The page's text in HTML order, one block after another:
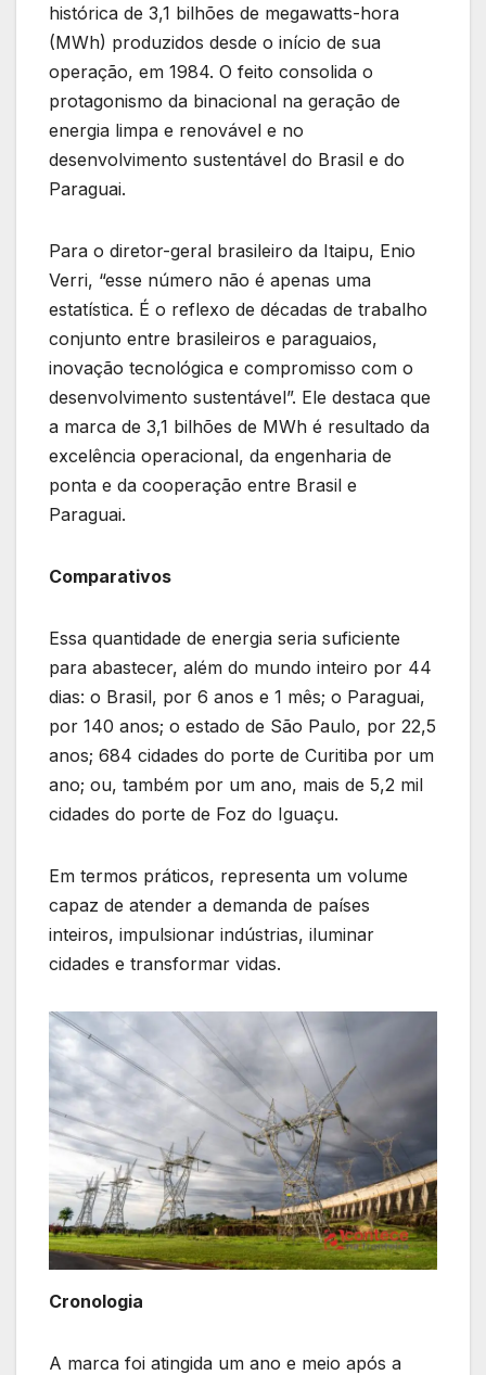
histórica de 3,1 bilhões de megawatts-hora
(MWh) produzidos desde o início de sua
operação, em 1984. O feito consolida o
protagonismo da binacional na geração de
energia limpa e renovável e no
desenvolvimento sustentável do Brasil e do
Paraguai.
Para o diretor-geral brasileiro da Itaipu, Enio
Verri, “esse número não é apenas uma
estatística. É o reflexo de décadas de trabalho
conjunto entre brasileiros e paraguaios,
inovação tecnológica e compromisso com o
desenvolvimento sustentável”. Ele destaca que
a marca de 3,1 bilhões de MWh é resultado da
excelência operacional, da engenharia de
ponta e da cooperação entre Brasil e
Paraguai.
Comparativos
Essa quantidade de energia seria suficiente
para abastecer, além do mundo inteiro por 44
dias: o Brasil, por 6 anos e 1 mês; o Paraguai,
por 140 anos; o estado de São Paulo, por 22,5
anos; 684 cidades do porte de Curitiba por um
ano; ou, também por um ano, mais de 5,2 mil
cidades do porte de Foz do Iguaçu.
Em termos práticos, representa um volume
capaz de atender a demanda de países
inteiros, impulsionar indústrias, iluminar
cidades e transformar vidas.
Cronologia
A marca foi atingida um ano e meio após a